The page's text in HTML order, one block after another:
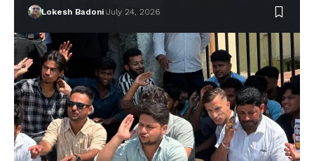
Lokesh Badoni July 24, 2026